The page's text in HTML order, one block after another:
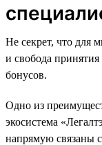
Не секрет, что для
и свобода
бонусов.
Одно из
экосистема
напрямую связаны